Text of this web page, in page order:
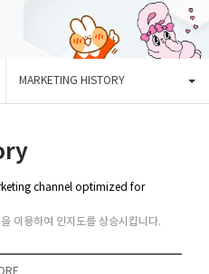
MARKETING HISTORY
channel optimized for
이용하여 인지도를 상승시킵니다.